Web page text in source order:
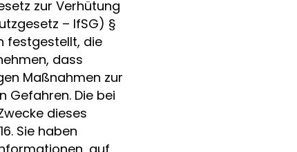
zur Verhütung
– IfSG) §
festgestellt, die
dass
Maßnahmen zur
Gefahren. Die bei
dieses
Sie haben